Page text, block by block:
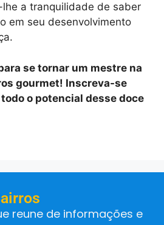
a tranquilidade de saber
em seu desenvolvimento
se tornar um mestre na
gourmet! Inscreva-se
o potencial desse doce
reune de informações e